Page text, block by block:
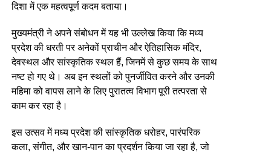
दिशा में एक महत्वपूर्ण कदम बताया।
मुख्यमंत्री ने अपने संबोधन में यह भी उल्लेख किया कि मध्य
प्रदेश की धरती पर अनेकों प्राचीन और ऐतिहासिक मंदिर,
देवस्थल और सांस्कृतिक स्थल हैं, जिनमें से कुछ समय के साथ
नष्ट हो गए थे। अब इन स्थलों को पुनर्जीवित करने और उनकी
महिमा को वापस लाने के लिए पुरातत्व विभाग पूरी तत्परता से
काम कर रहा है।
इस उत्सव में मध्य प्रदेश की सांस्कृतिक धरोहर, पारंपरिक
कला, संगीत, और खान-पान का प्रदर्शन किया जा रहा है, जो